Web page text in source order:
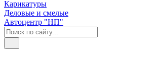
Карикатуры
Деловые и смелые
Автоцентр "НП"